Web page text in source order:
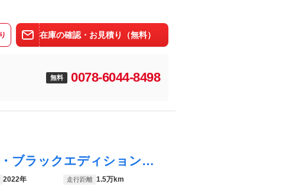
在庫の確認・お見積り（無料）
無料 0078-6044-8498
ＣＲ－Ｖハイブリッド ｅ：ＨＥＶ ＥＸ・ブラックエディション サンルーフ 純正７インチナビ バックカメラ アダプティブクルーズ パワーバックドア 禁煙車 ホンダセンシング メモリー機能付きパワーシート ブラインドスポット レザーシート ドラレコ スマートキー
2022年 走行距離 1.5万km